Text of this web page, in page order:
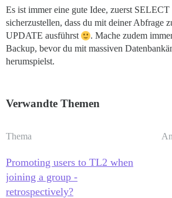
Es ist immer eine gute Idee, zuerst SELECT
sicherzustellen, dass du mit deiner Abfrage
UPDATE ausführst
. Mache zudem
Backup, bevor du mit massiven
herumspielst.
Verwandte Themen
Thema
Promoting users to TL2 when
joining a group -
retrospectively?